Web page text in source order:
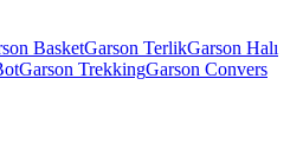
BasketGarson TerlikGarson Halı
Garson TrekkingGarson Convers